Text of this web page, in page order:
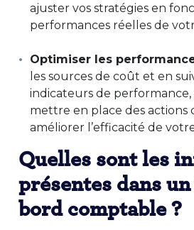
ajuster vos stratégies en
performances réelles de
Optimiser les
les sources de coût et en
indicateurs de
mettre en place des actions
améliorer l’efficacité de
Quelles sont les
présentes dans
bord comptable ?